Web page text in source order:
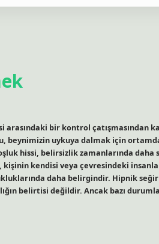
arasındaki bir kontrol çatışmasından
beynimizin uykuya dalmak için
hissi, belirsizlik zamanlarında daha
kendisi veya çevresindeki
daha belirgindir. Hipnik
belirtisi değildir. Ancak bazı